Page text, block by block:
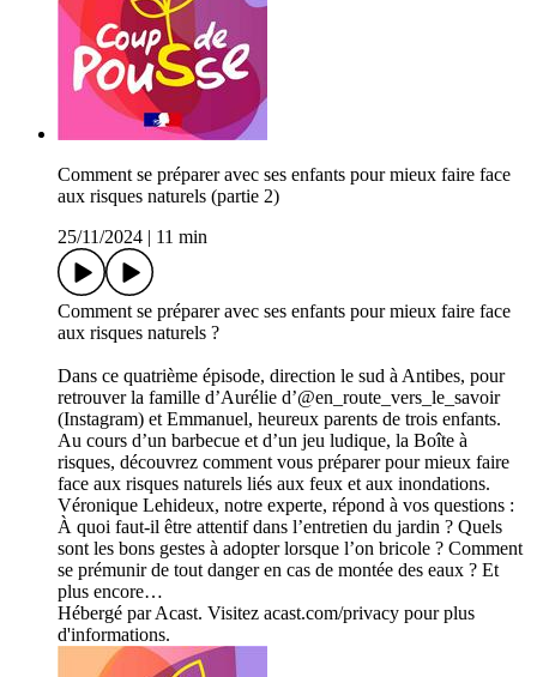
Comment se préparer avec ses enfants pour mieux faire face
aux risques naturels (partie 2)
25/11/2024
11 min
Comment se préparer avec ses enfants pour mieux faire face
aux risques naturels ?
Dans ce quatrième épisode, direction le sud à Antibes, pour
retrouver la famille d’Aurélie d’@en_route_vers_le_savoir
(Instagram) et Emmanuel, heureux parents de trois enfants.
Au cours d’un barbecue et d’un jeu ludique, la Boîte à
risques, découvrez comment vous préparer pour mieux faire
face aux risques naturels liés aux feux et aux inondations.
Véronique Lehideux, notre experte, répond à vos questions :
À quoi faut-il être attentif dans l’entretien du jardin ? Quels
sont les bons gestes à adopter lorsque l’on bricole ? Comment
se prémunir de tout danger en cas de montée des eaux ? Et
plus encore…
Hébergé par Acast. Visitez acast.com/privacy pour plus
d'informations.